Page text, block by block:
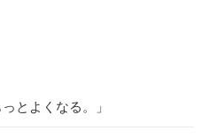
とよくなる。」